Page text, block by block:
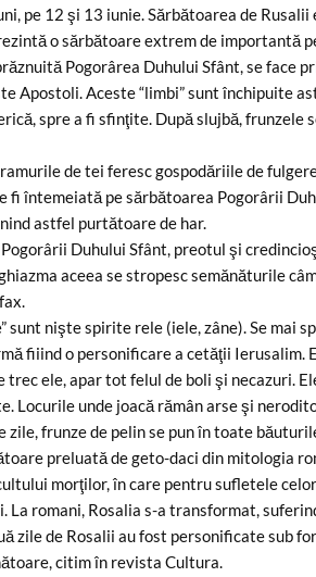
pe 12 şi 13 iunie. Sărbătoarea de Rusalii
o sărbătoare extrem de importantă
Pogorârea Duhului Sfânt, se face
Apostoli. Aceste “limbi” sunt închipuite
spre a fi sfinţite. După slujbă, frunzele
de tei feresc gospodăriile de
fi întemeiată pe sărbătoarea Pogorârii
astfel purtătoare de har.
Duhului Sfânt, preotul şi
aceea se stropesc semănăturile
sunt nişte spirite rele (iele, zâne). Se mai
fiiind o personificare a cetăţii Ierusalim.
trec ele, apar tot felul de boli şi necazuri.
Locurile unde joacă rămân arse şi
zile, frunze de pelin se pun în toate
preluată de geto-daci din mitologia
morţilor, în care pentru sufletele
La romani, Rosalia s-a transformat,
zile de Rosalii au fost personificate sub
citim în revista Cultura.